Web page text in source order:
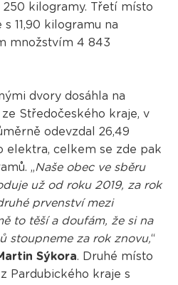
250 kilogramy. Třetí místo
11,90 kilogramu na
množstvím 4 843
dvory dosáhla na
Středočeského kraje, v
odevzdal 26,49
elektra, celkem se zde pak
„Naše obec ve sběru
už od roku 2019, za rok
prvenství mezi
to těší a doufám, že si na
stoupneme za rok znovu,“
Sýkora. Druhé místo
Pardubického kraje s